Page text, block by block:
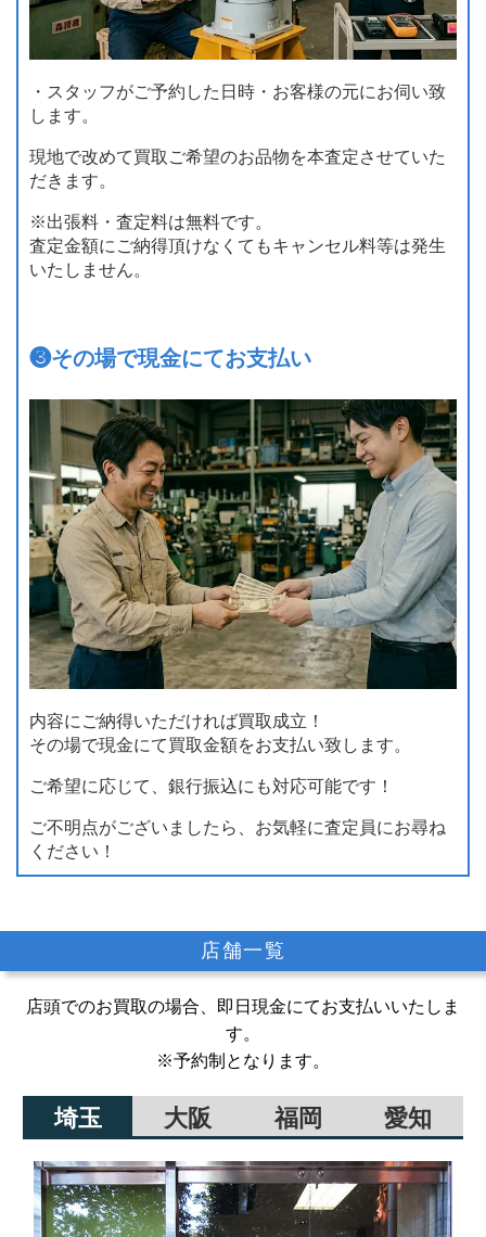
・スタッフがご予約した日時・お客様の元にお伺い致
します。
現地で改めて買取ご希望のお品物を本査定させていた
だきます。
※出張料・査定料は無料です。
査定金額にご納得頂けなくてもキャンセル料等は発生
いたしません。
❸その場で現金にてお支払い
内容にご納得いただければ買取成立！
その場で現金にて買取金額をお支払い致します。
ご希望に応じて、銀行振込にも対応可能です！
ご不明点がございましたら、お気軽に査定員にお尋ね
ください！
店舗一覧
店頭でのお買取の場合、即日現金にてお支払いいたしま
す。
※予約制となります。
埼玉 大阪 福岡 愛知